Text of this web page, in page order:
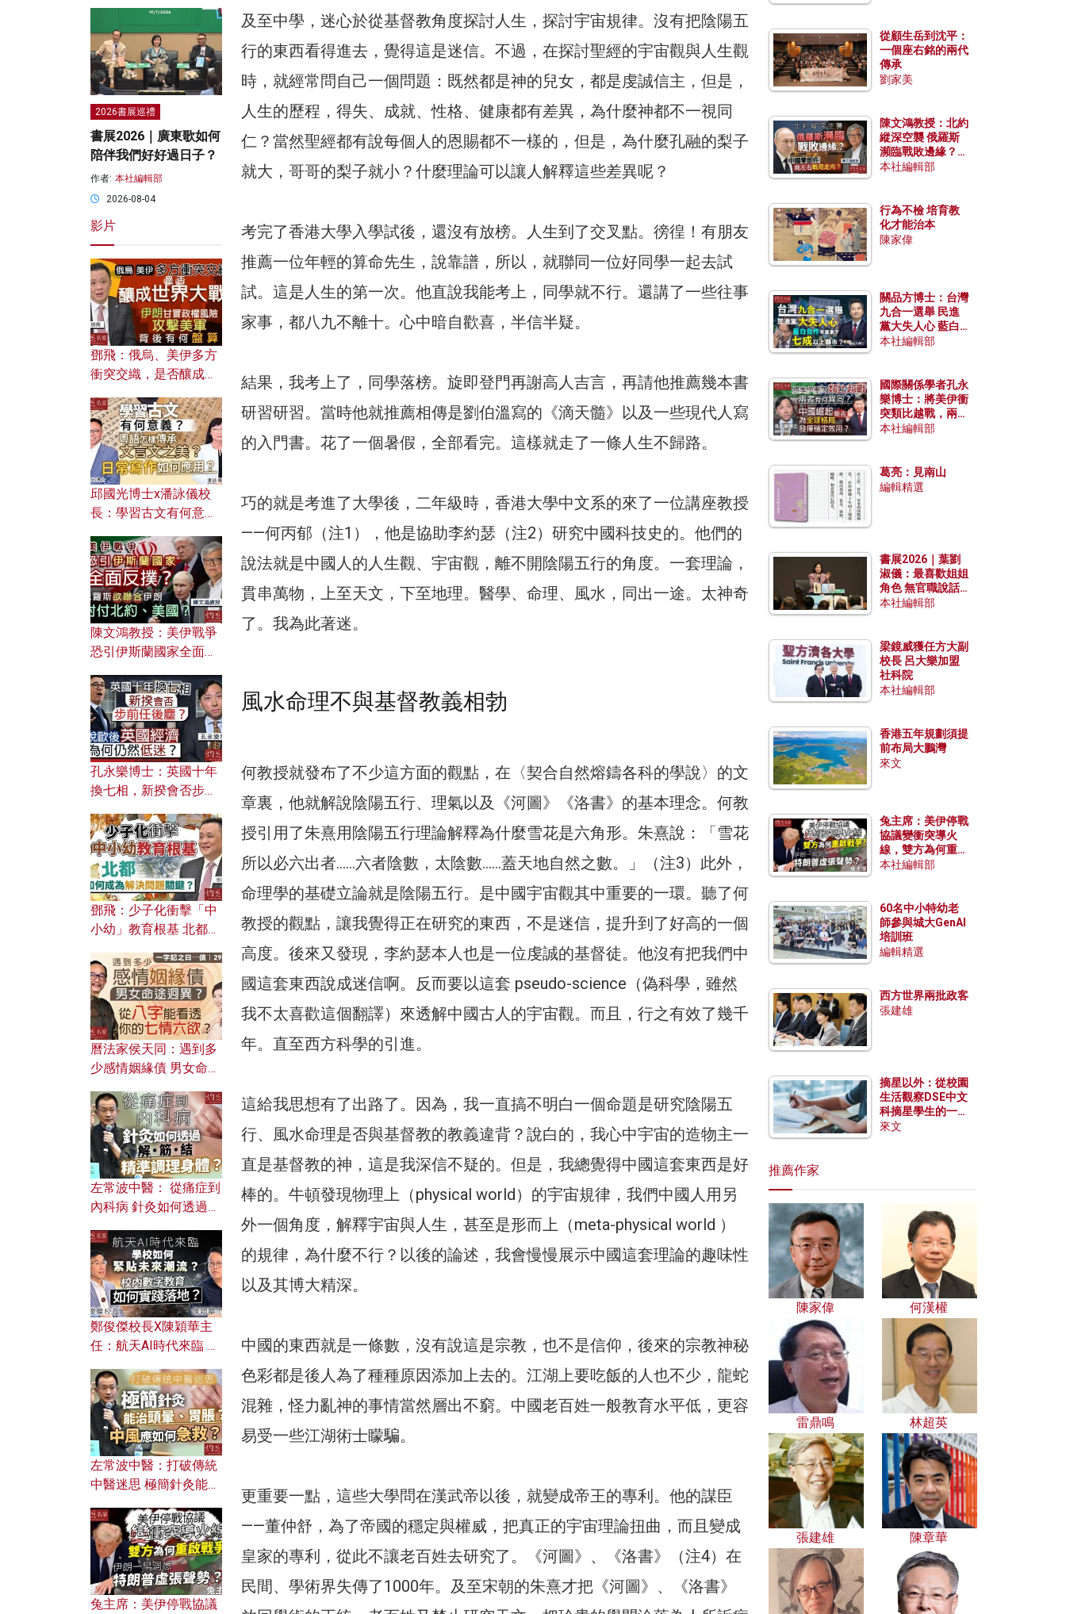
及至中學，迷心於從基督教角度探討人生，探討宇宙規律。沒有把陰陽五
行的東西看得進去，覺得這是迷信。不過，在探討聖經的宇宙觀與人生觀
時，就經常問自己一個問題：既然都是神的兒女，都是虔誠信主，但是，
人生的歷程，得失、成就、性格、健康都有差異，為什麼神都不一視同
仁？當然聖經都有說每個人的恩賜都不一樣的，但是，為什麼孔融的梨子
就大，哥哥的梨子就小？什麼理論可以讓人解釋這些差異呢？
考完了香港大學入學試後，還沒有放榜。人生到了交叉點。徬徨！有朋友
推薦一位年輕的算命先生，說靠譜，所以，就聯同一位好同學一起去試
試。這是人生的第一次。他直說我能考上，同學就不行。還講了一些往事
家事，都八九不離十。心中暗自歡喜，半信半疑。
結果，我考上了，同學落榜。旋即登門再謝高人吉言，再請他推薦幾本書
研習研習。當時他就推薦相傳是劉伯溫寫的《滴天髓》以及一些現代人寫
的入門書。花了一個暑假，全部看完。這樣就走了一條人生不歸路。
巧的就是考進了大學後，二年級時，香港大學中文系的來了一位講座教授
——何丙郁（注1），他是協助李約瑟（注2）研究中國科技史的。他們的
說法就是中國人的人生觀、宇宙觀，離不開陰陽五行的角度。一套理論，
貫串萬物，上至天文，下至地理。醫學、命理、風水，同出一途。太神奇
了。我為此著迷。
風水命理不與基督教義相勃
何教授就發布了不少這方面的觀點，在〈契合自然熔鑄各科的學說〉的文
章裏，他就解說陰陽五行、理氣以及《河圖》《洛書》的基本理念。何教
授引用了朱熹用​​陰陽五行理論解釋為什麼雪花是六角形。朱熹說：「雪花
所以必六出者……六者陰數，太陰數……蓋天地自然之數。」（注3）此外，
命理學的基礎立論就是陰陽五行。是中國宇宙觀其中重要的一環。聽了何
教授的觀點，讓我覺得正在研究的東西，不是迷信，提升到了好高的一個
高度。後來又發現，李約瑟本人也是一位虔誠的基督徒。他沒有把我們中
國這套東西說成迷信啊。反而要以這套 pseudo-science（偽科學，雖然
我不太喜歡這個翻譯）來透解中國古人的宇宙觀。而且，行之有效了幾千
年。直至西方科學的引進。
這給我思想有了出路了。因為，我一直搞不明白一個命題是研究陰陽五
行、風水命理是否與基督教的教義違背？說白的，我心中宇宙的造物主一
直是基督教的神，這是我深信不疑的。但是，我總覺得中國這套東西是好
棒的。牛頓發現物理上（physical world）的宇宙規律，我們中國人用另
外一個角度，解釋宇宙與人生，甚至是形而上（meta-physical world ）
的規律，為什麼不行？以後的論述，我會慢慢展示中國這套理論的趣味性
以及其博大精深。
中國的東西就是一條數，沒有說這是宗教，也不是信仰，後來的宗教神秘
色彩都是後人為了種種原因添加上去的。江湖上要吃飯的人也不少，龍蛇
混雜，怪力亂神的事情當然層出不窮。中國老百姓一般教育水平低，更容
易受一些江湖術士矇騙。
更重要一點，這些大學問在漢武帝以後，就變成帝王的專利。他的謀臣
——董仲舒，為了帝國的穩定與權威，把真正的宇宙理論扭曲，而且變成
皇家的專利，從此不讓老百姓去研究了。《河圖》、《洛書》（注4）在
民間、學術界失傳了1000年。及至宋朝的朱熹才把《河圖》、《洛書》
2026書展巡禮
書展2026｜廣東歌如何
陪伴我們好好過日子？
作者: 本社編輯部
2026-08-04
影片
鄧飛：俄烏、美伊多方
衝突交織，是否釀成世
風險攻擊美軍，背後有
何盤算？
邱國光博士x潘詠儀校
長：學習古文有何意
文之美？ 日常寫作如何
應用？
陳文鴻教授：美伊戰爭
恐引伊斯蘭國家全面反
對付北約美國？
孔永樂博士：英國十年
換七相，新揆會否步前
濟為何仍然低迷？
鄧飛：少子化衝擊「中
小幼」教育根基 北都如
曆法家侯天同：遇到多
少感情姻緣債 男女命途
的七情六欲？
左常波中醫： 從痛症到
內科病 針灸如何透過解
鄭俊傑校長X陳穎華主
任：航天AI時代來臨 學
校內數字教育如何實踐
落地？
左常波中醫：打破傳統
中醫迷思 極簡針灸能治
何急救？
兔主席：美伊停戰協議
從顧生岳到沈平：
一個座右銘的兩代
傳承
劉家美
陳文鴻教授：北約
縱深空襲 俄羅斯
瀕臨戰敗邊緣？中
國零部件能左右戰
本社編輯部
行為不檢 培育教
化才能治本
陳家偉
關品方博士：台灣
九合一選舉 民進
黨大失人心 藍白
合作有望拿下七成
本社編輯部
國際關係學者孔永
樂博士：將美伊衝
突類比越戰，兩者
有何異同？中國崛
本社編輯部
葛亮：見南山
編輯精選
書展2026｜葉劉
淑儀：最喜歡姐姐
角色 無官職說話
包袱少
本社編輯部
梁鏡威獲任方大副
校長 呂大樂加盟
社科院
本社編輯部
香港五年規劃須提
前布局大鵬灣
來文
兔主席：美伊停戰
協議變衝突導火
線，雙方為何重啟
戰爭？伊朗一早洞
本社編輯部
60名中小特幼老
師參與城大GenAI
培訓班
編輯精選
西方世界兩批政客
張建雄
摘星以外：從校園
生活觀察DSE中文
科摘星學生的一點
特質
來文
推薦作家
陳家偉 何漢權
雷鼎鳴 林超英
張建雄 陳章華